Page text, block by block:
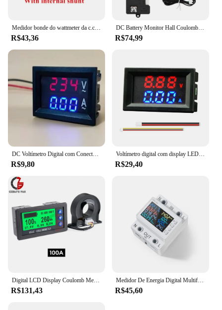
Medidor bonde do wattmeter da c.c. de digitas do diodo emissor de luz do medidor da energia da alimentação de kws DC-200 voltímetro dc 0-200v kws com função 0-100a da restauração
R$43,36
DC Battery Monitor Hall Coulomb Tester, Display LED, voltímetro, amperímetro, medidor de energia, wattímetro, indicador de capacidade da bateria
R$74,99
DC Voltímetro Digital com Conectar Fios, Amperímetro, Medidor de Tensão Atual, Tester, Dual LED Display Panel, 100V, 10A, 0.56 ", 1Pc
R$9,80
Voltímetro digital com display LED duplo, Amp Volt Gauge, tensão de alta precisão, detector atual, ferramentas de medição, 10A, 50A, 100A
R$29,40
Digital LCD Display Coulomb Medidor, Voltímetro Amperímetro de carro, H56CH, Tensão, Corrente, Poder, H56CH, DC 9-100V, 50A, 100A, 200A, 300A, 400A
R$131,43
Medidor De Energia Digital Multifuncional, Medidor De Potência Trilho Din, Display LED, Amperímetro De Voltagem, AC170-300V, KWS-302L, 0-9999KWH
R$45,60